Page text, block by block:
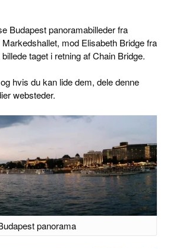
Budapest panoramabilleder fra
mod Elisabeth Bridge fra
taget i retning af Chain Bridge.
hvis du kan lide dem, dele denne
websteder.
panorama